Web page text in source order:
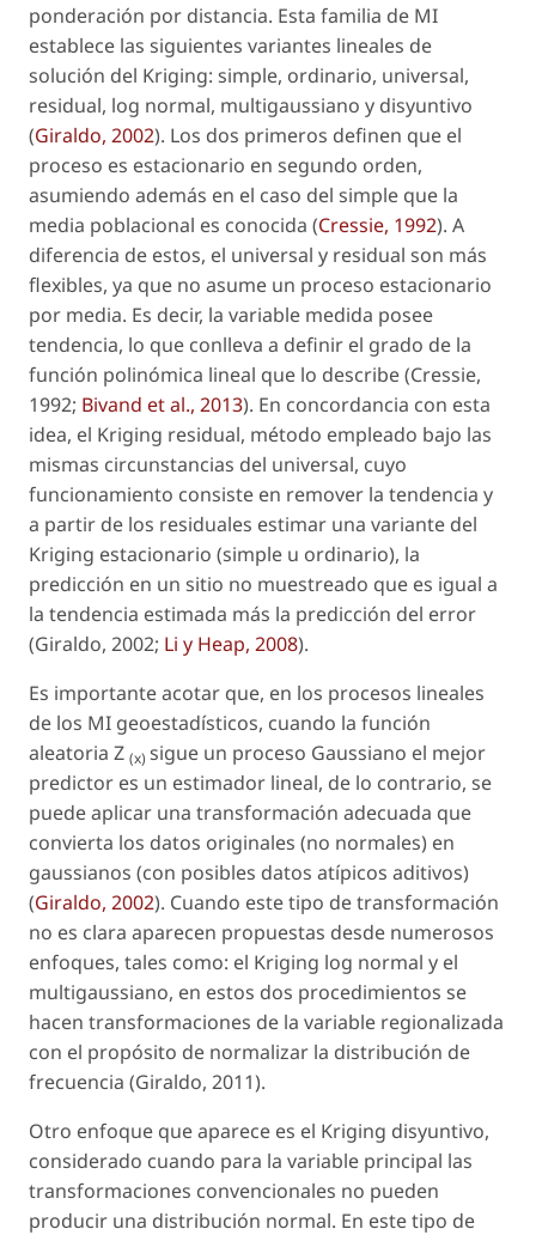
ponderación por distancia. Esta familia de MI
establece las siguientes variantes lineales de
solución del Kriging: simple, ordinario, universal,
residual, log normal, multigaussiano y disyuntivo
(Giraldo, 2002). Los dos primeros definen que el
proceso es estacionario en segundo orden,
asumiendo además en el caso del simple que la
media poblacional es conocida (Cressie, 1992). A
diferencia de estos, el universal y residual son más
flexibles, ya que no asume un proceso estacionario
por media. Es decir, la variable medida posee
tendencia, lo que conlleva a definir el grado de la
función polinómica lineal que lo describe (Cressie,
1992; Bivand et al., 2013). En concordancia con esta
idea, el Kriging residual, método empleado bajo las
mismas circunstancias del universal, cuyo
funcionamiento consiste en remover la tendencia y
a partir de los residuales estimar una variante del
Kriging estacionario (simple u ordinario), la
predicción en un sitio no muestreado que es igual a
la tendencia estimada más la predicción del error
(Giraldo, 2002; Li y Heap, 2008).
Es importante acotar que, en los procesos lineales
de los MI geoestadísticos, cuando la función
aleatoria Z (x) sigue un proceso Gaussiano el mejor
predictor es un estimador lineal, de lo contrario, se
puede aplicar una transformación adecuada que
convierta los datos originales (no normales) en
gaussianos (con posibles datos atípicos aditivos)
(Giraldo, 2002). Cuando este tipo de transformación
no es clara aparecen propuestas desde numerosos
enfoques, tales como: el Kriging log normal y el
multigaussiano, en estos dos procedimientos se
hacen transformaciones de la variable regionalizada
con el propósito de normalizar la distribución de
frecuencia (Giraldo, 2011).
Otro enfoque que aparece es el Kriging disyuntivo,
considerado cuando para la variable principal las
transformaciones convencionales no pueden
producir una distribución normal. En este tipo de